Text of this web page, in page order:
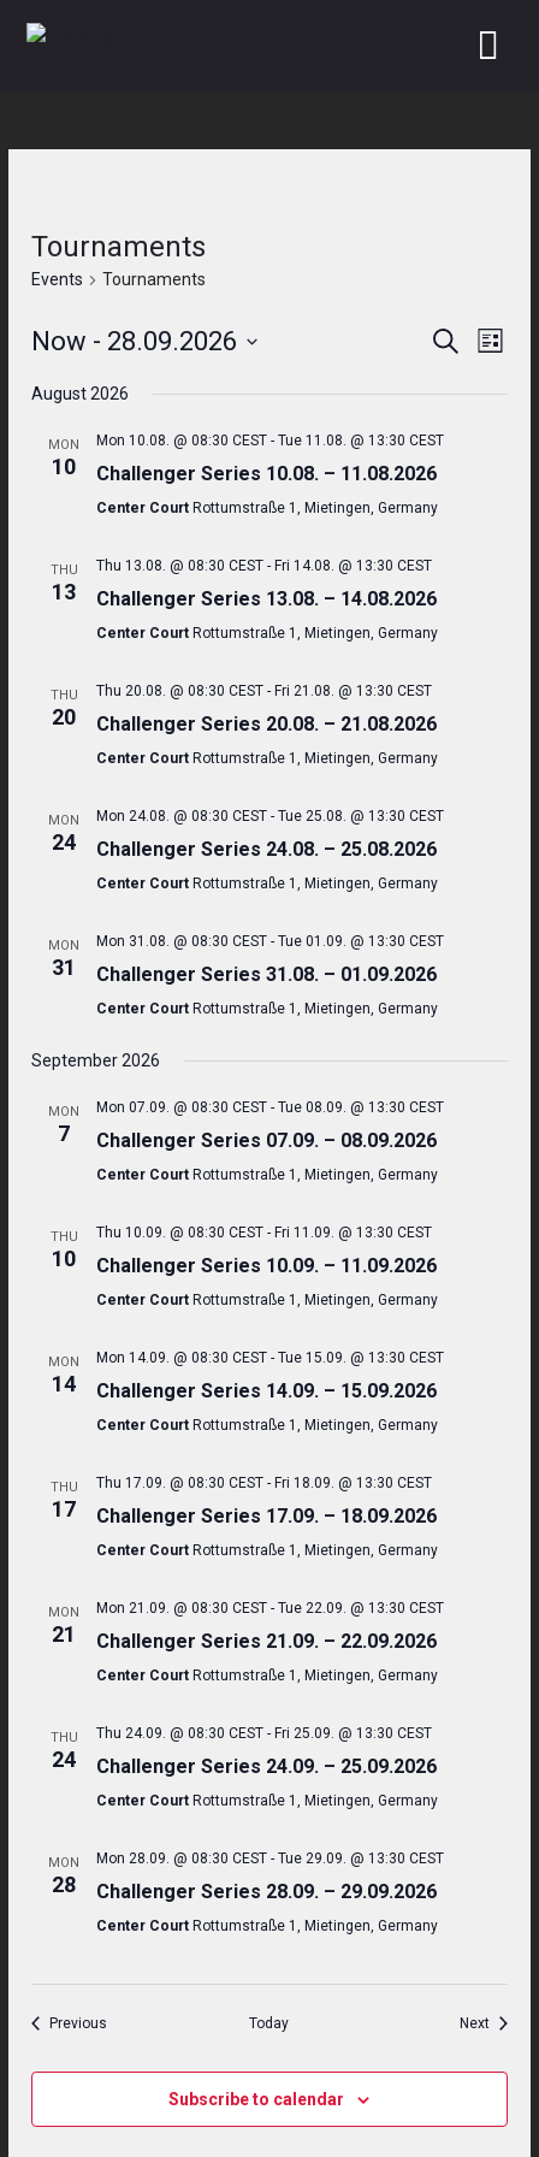
Tournaments
Events Tournaments
Events
Search
and
Views
Search
List
Now - 28.09.2026
date.
August 2026
MON
10
Mon 10.08. @ 08:30 CEST -Tue 11.08. @ 13:30 CEST
Challenger Series 10.08. – 11.08.2026
Center Court Rottumstraße 1, Mietingen, Germany
THU
13
Thu 13.08. @ 08:30 CEST - Fri 14.08. @ 13:30 CEST
Challenger Series 13.08. – 14.08.2026
Center Court Rottumstraße 1, Mietingen, Germany
THU
20
Thu 20.08. @ 08:30 CEST - Fri 21.08. @ 13:30 CEST
Challenger Series 20.08. – 21.08.2026
Center Court Rottumstraße 1, Mietingen, Germany
MON
24
Mon 24.08. @ 08:30 CEST -Tue 25.08. @ 13:30 CEST
Challenger Series 24.08. – 25.08.2026
Center Court Rottumstraße 1, Mietingen, Germany
MON
31
Mon 31.08. @ 08:30 CEST -Tue 01.09. @ 13:30 CEST
Challenger Series 31.08. – 01.09.2026
Center Court Rottumstraße 1, Mietingen, Germany
September 2026
MON
7
Mon 07.09. @ 08:30 CEST -Tue 08.09. @ 13:30 CEST
Challenger Series 07.09. – 08.09.2026
Center Court Rottumstraße 1, Mietingen, Germany
THU
10
Thu 10.09. @ 08:30 CEST - Fri 11.09. @ 13:30 CEST
Challenger Series 10.09. – 11.09.2026
Center Court Rottumstraße 1, Mietingen, Germany
MON
14
Mon 14.09. @ 08:30 CEST -Tue 15.09. @ 13:30 CEST
Challenger Series 14.09. – 15.09.2026
Center Court Rottumstraße 1, Mietingen, Germany
THU
17
Thu 17.09. @ 08:30 CEST - Fri 18.09. @ 13:30 CEST
Challenger Series 17.09. – 18.09.2026
Center Court Rottumstraße 1, Mietingen, Germany
MON
21
Mon 21.09. @ 08:30 CEST -Tue 22.09. @ 13:30 CEST
Challenger Series 21.09. – 22.09.2026
Center Court Rottumstraße 1, Mietingen, Germany
THU
24
Thu 24.09. @ 08:30 CEST - Fri 25.09. @ 13:30 CEST
Challenger Series 24.09. – 25.09.2026
Center Court Rottumstraße 1, Mietingen, Germany
MON
28
Mon 28.09. @ 08:30 CEST -Tue 29.09. @ 13:30 CEST
Challenger Series 28.09. – 29.09.2026
Center Court Rottumstraße 1, Mietingen, Germany
Previous Today NextEvents
Subscribe to calendar